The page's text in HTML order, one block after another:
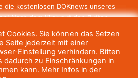
die kostenlosen DOKnews unseres
Nach dem Klick auf den Button
abzuschließen. Wenn Sie unsere
nicht mehr erhalten wollen, können
wieder abmelden.
Cookies. Sie können das Setzen
Seite jederzeit mit einer
Einstellung verhindern. Bitten
dadurch zu Einschränkungen in
kann. Mehr Infos in der